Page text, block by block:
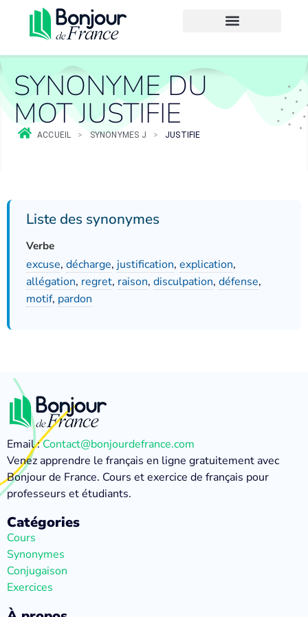
SYNONYME DU
MOT JUSTIFIE
ACCUEIL > SYNONYMES J > JUSTIFIE
Liste des synonymes
Verbe
excuse, décharge, justification, explication,
allégation, regret, raison, disculpation, défense,
motif, pardon
Email :Contact@bonjourdefrance.com
Venez apprendre le français en ligne gratuitement avec
Bonjour de France. Cours et exercice de français pour
professeurs et étudiants.
Catégories
Cours
Synonymes
Conjugaison
Exercices